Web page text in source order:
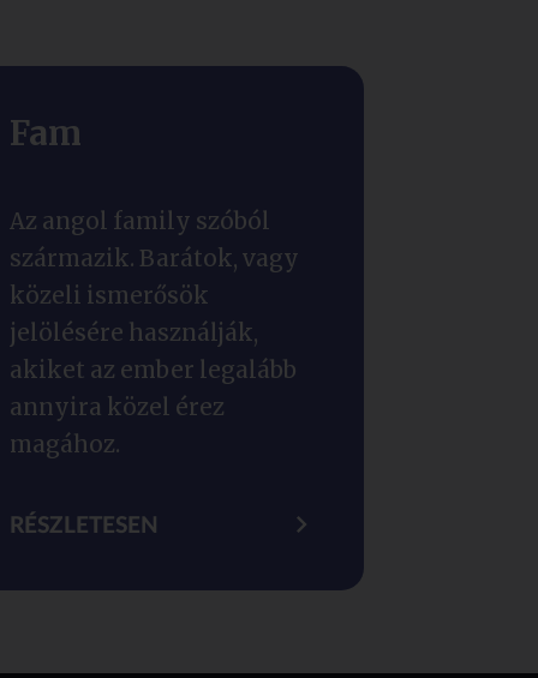
Fam
Az angol family szóból
származik. Barátok, vagy
közeli ismerősök
jelölésére használják,
akiket az ember legalább
annyira közel érez
magához.
RÉSZLETESEN